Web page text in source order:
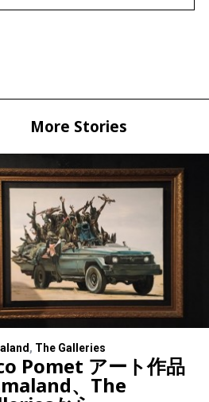
More Stories
, The Galleries
Pomet アート作品
、The
- 2018ノイズキング, NOISEKING